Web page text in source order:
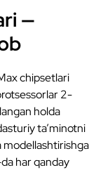
—
chipsetlari
2-
holda
ta’minotni
modellashtirishga
har qanday